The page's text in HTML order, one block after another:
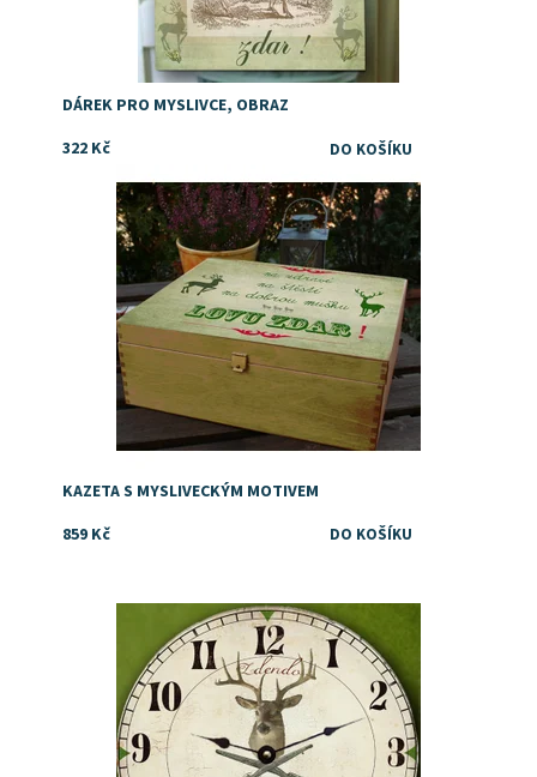
DÁREK PRO MYSLIVCE, OBRAZ
322 Kč
KAZETA S MYSLIVECKÝM MOTIVEM
859 Kč
Dostupnost: Skladem